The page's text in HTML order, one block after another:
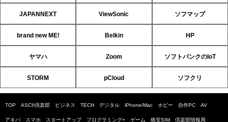
JAPANNEXT ViewSonic ソフマップ
brand new ME! Belkin HP
ヤマハ Zoom ソフトバンクのIoT
STORM pCloud ソフクリ
TOP ASCII倶楽部 ビジネス TECH デジタル iPhone/Mac ホビー 自作PC AV
アキバ スマホ スタートアップ プログラミング+ ゲーム 格安SIM 倶楽部情報局